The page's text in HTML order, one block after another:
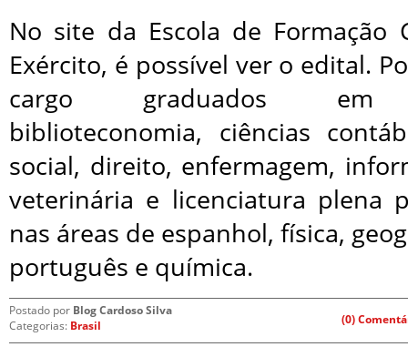
No site da Escola de Formação
Exército, é possível ver o edital.
cargo graduados em
biblioteconomia, ciências
social, direito, enfermagem,
veterinária e licenciatura plena
nas áreas de espanhol, física,
português e química.
Postado por Blog Cardoso Silva
Categorias: Brasil (0)